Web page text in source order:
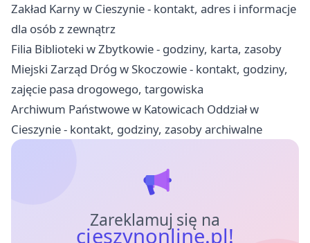
Zakład Karny w Cieszynie - kontakt, adres i informacje
dla osób z zewnątrz
Filia Biblioteki w Zbytkowie - godziny, karta, zasoby
Miejski Zarząd Dróg w Skoczowie - kontakt, godziny,
zajęcie pasa drogowego, targowiska
Archiwum Państwowe w Katowicach Oddział w
Cieszynie - kontakt, godziny, zasoby archiwalne
Zareklamuj się na
cieszynonline.pl!